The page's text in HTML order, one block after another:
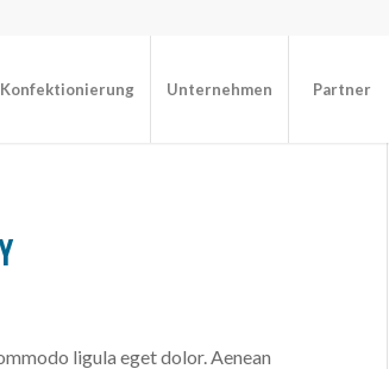
Konfektionierung Unternehmen Partner
ligula eget dolor. Aenean